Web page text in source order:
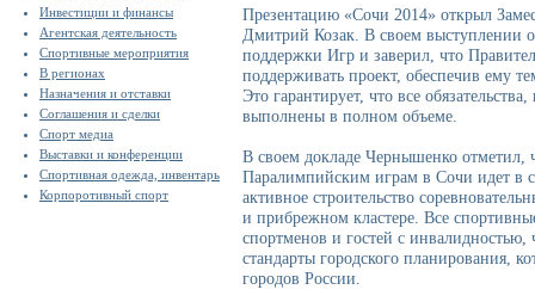
Инвестиции и финансы
Агентская деятельность
Спортивные мероприятия
В регионах
Назначения и отставки
Соглашения и сделки
Спорт медиа
Выставки и конференции
Спортивная одежда, инвентарь
Корпоротивный спорт
Презентацию «Сочи 2014» открыл
Дмитрий Козак. В своем выступлении
поддержки Игр и заверил, что
поддерживать проект, обеспечив ему
Это гарантирует, что все
выполнены в полном объеме.
В своем докладе Чернышенко
Паралимпийским играм в Сочи идет в
активное строительство
и прибрежном кластере. Все
спортменов и гостей с
стандарты городского планирования,
городов России.